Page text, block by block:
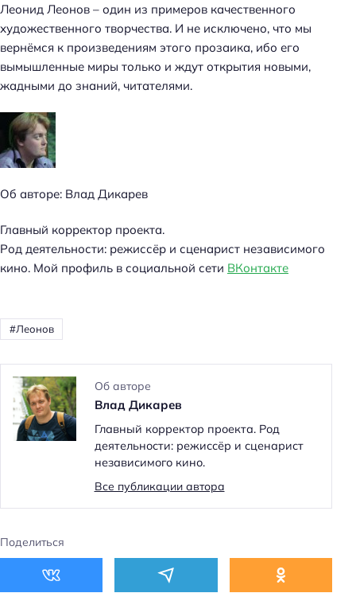
Леонид Леонов – один из примеров качественного
художественного творчества. И не исключено, что мы
вернёмся к произведениям этого прозаика, ибо его
вымышленные миры только и ждут открытия новыми,
жадными до знаний, читателями.
Об авторе: Влад Дикарев
Главный корректор проекта.
Род деятельности: режиссёр и сценарист независимого
кино. Мой профиль в социальной сети ВКонтакте
Леонов
Об авторе
Влад Дикарев
Главный корректор проекта. Род
деятельности: режиссёр и сценарист
независимого кино.
Все публикации автора
Поделиться